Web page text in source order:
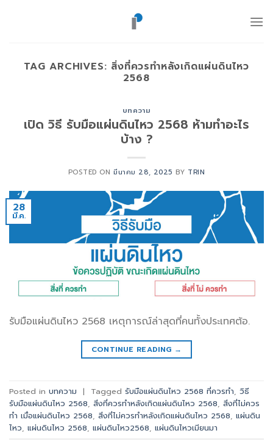
TAG ARCHIVES: สิ่งที่ควรทำหลังเกิดแผ่นดินไหว
2568
บทความ
เปิด วิธี รับมือแผ่นดินไหว 2568 ห้ามทำอะไร
บ้าง ?
POSTED ONมีนาคม 28, 2025 BY TRIN
28
มี.ค.
รับมือแผ่นดินไหว 2568 เหตุการณ์ล่าสุดที่คนทั้งประเทศต้อ.
CONTINUE READING →
Posted in บทความ | Tagged รับมือแผ่นดินไหว 2568 ที่ควรทำ วิธี
รับมือแผ่นดินไหว 2568 สิ่งที่ควรทำหลังเกิดแผ่นดินไหว 2568 สิ่งที่ไม่ควร
ทำ เมื่อแผ่นดินไหว 2568 สิ่งที่ไม่ควรทำหลังเกิดแผ่นดินไหว 2568 แผ่นดิน
ไหว แผ่นดินไหว 2568 แผ่นดินไหว2568 แผ่นดินไหวเมียนมา